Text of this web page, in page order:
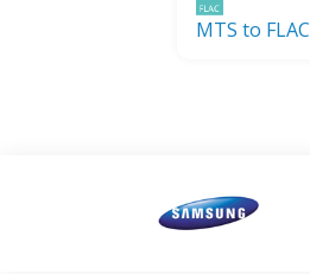
MTS to FLAC